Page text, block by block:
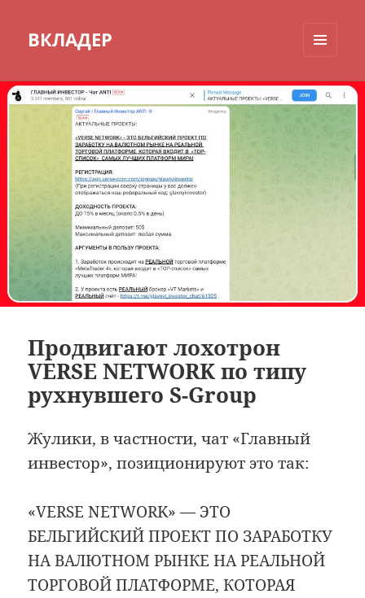
ВКЛАДЕР
ВИДЖЕТЫ
Продвигают лохотрон
VERSE NETWORK по типу
рухнувшего S-Group
Жулики, в частности, чат «Главный
инвестор», позиционируют это так:
«VERSE NETWORK» — ЭТО
БЕЛЬГИЙСКИЙ ПРОЕКТ ПО ЗАРАБОТКУ
НА ВАЛЮТНОМ РЫНКЕ НА РЕАЛЬНОЙ
ТОРГОВОЙ ПЛАТФОРМЕ, КОТОРАЯ